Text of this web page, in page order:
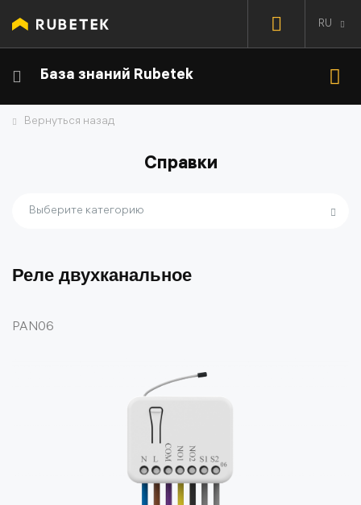
RU
База знаний Rubetek
Вернуться назад
Справки
Выберите категорию
Реле двухканальное
PAN06